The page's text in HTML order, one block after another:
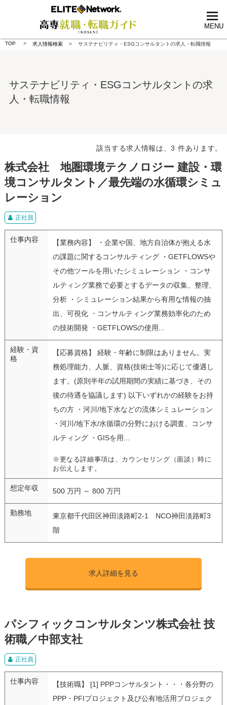
MENU
TOP 求人情報検索 サステナビリティ・ESGコンサルタントの求人・転職情報
サステナビリティ・ESGコンサルタントの求
人・転職情報
該当する求人情報は、3 件あります。
株式会社 地圏環境テクノロジー 建設・環
境コンサルタント／最先端の水循環シミュ
レーション
正社員
仕事内容
【業務内容】 ・企業や国、地方自治体が抱える水
の課題に関するコンサルティング ・GETFLOWSや
その他ツールを用いたシミュレーション ・コンサ
ルティング業務で必要とするデータの収集、整理、
分析 ・シミュレーション結果から有用な情報の抽
出、可視化 ・コンサルティング業務効率化のため
の技術開発 ・GETFLOWSの使用...
経験・資
格
【応募資格】 経験・年齢に制限はありません。実
務処理能力、人脈、資格(技術士等)に応じて優遇し
ます。(原則半年の試用期間の実績に基づき、その
後の待遇を協議します) 以下いずれかの経験をお持
ちの方 ・河川/地下水などの流体シミュレーション
・河川/地下水/水循環の分野における調査、コンサ
ルティング ・GISを用...
※更なる詳細事項は、カウンセリング（面談）時に
お伝えします。
想定年収 500 万円 ～ 800 万円
勤務地
東京都千代田区神田淡路町2-1 NCO神田淡路町3
階
求人詳細を見る
パシフィックコンサルタンツ株式会社 技
術職／中部支社
正社員
仕事内容
【技術職】 [1] PPPコンサルタント・・・各分野の
PPP・PFIプロジェクト及び公有地活用プロジェク